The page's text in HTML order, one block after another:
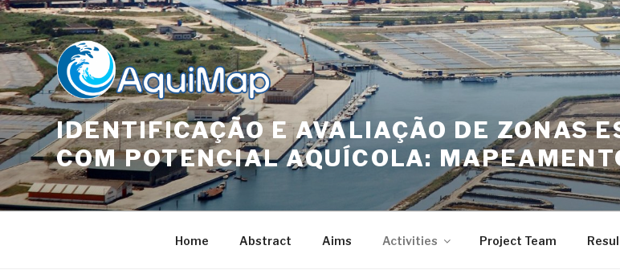
Skip
to
content
IDENTIFICAÇÃO E AVALIAÇÃO DE ZONAS
COM POTENCIAL AQUÍCOLA:
Home Abstract Aims Activities Project Team